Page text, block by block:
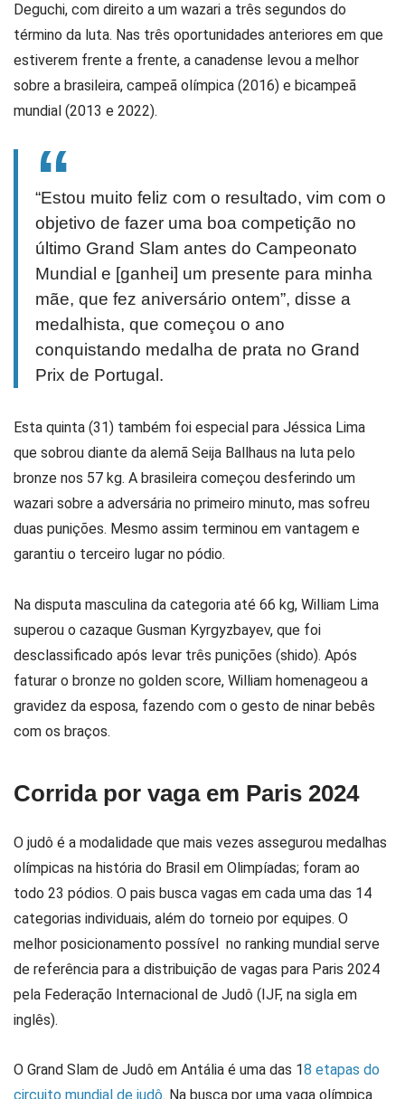
Deguchi, com direito a um wazari a três segundos do
término da luta. Nas três oportunidades anteriores em que
estiverem frente a frente, a canadense levou a melhor
sobre a brasileira, campeã olímpica (2016) e bicampeã
mundial (2013 e 2022).
“Estou muito feliz com o resultado, vim com o
objetivo de fazer uma boa competição no
último Grand Slam antes do Campeonato
Mundial e [ganhei] um presente para minha
mãe, que fez aniversário ontem”, disse a
medalhista, que começou o ano
conquistando medalha de prata no Grand
Prix de Portugal.
Esta quinta (31) também foi especial para Jéssica Lima
que sobrou diante da alemã Seija Ballhaus na luta pelo
bronze nos 57 kg. A brasileira começou desferindo um
wazari sobre a adversária no primeiro minuto, mas sofreu
duas punições. Mesmo assim terminou em vantagem e
garantiu o terceiro lugar no pódio.
Na disputa masculina da categoria até 66 kg, William Lima
superou o cazaque Gusman Kyrgyzbayev, que foi
desclassificado após levar três punições (shido). Após
faturar o bronze no golden score, William homenageou a
gravidez da esposa, fazendo com o gesto de ninar bebês
com os braços.
Corrida por vaga em Paris 2024
O judô é a modalidade que mais vezes assegurou medalhas
olímpicas na história do Brasil em Olimpíadas; foram ao
todo 23 pódios. O pais busca vagas em cada uma das 14
categorias individuais, além do torneio por equipes. O
melhor posicionamento possível no ranking mundial serve
de referência para a distribuição de vagas para Paris 2024
pela Federação Internacional de Judô (IJF, na sigla em
inglês).
O Grand Slam de Judô em Antália é uma das 18 etapas do
circuito mundial de judô. Na busca por uma vaga olímpica